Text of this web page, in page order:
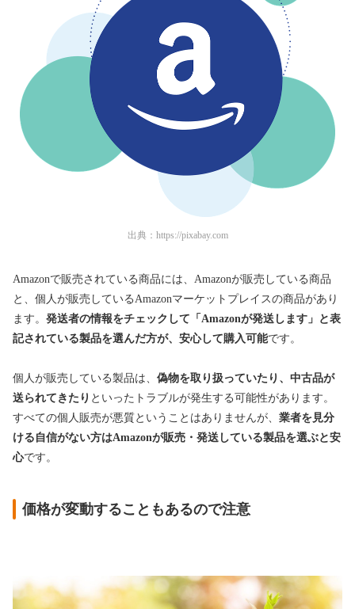
出典： https://pixabay.com
Amazonで販売されている商品には、Amazonが販売している商品
と、個人が販売しているAmazonマーケットプレイスの商品があり
ます。 発送者の情報をチェックして「Amazonが発送します」と表
記されている製品を選んだ方が、安心して購入可能です。
個人が販売している製品は、 偽物を取り扱っていたり、中古品が
送られてきたり といったトラブルが発生する可能性があります。
すべての個人販売が悪質ということはありませんが、 業者を見分
ける自信がない方はAmazonが販売・発送している製品を選ぶと安
心です。
価格が変動することもあるので注意